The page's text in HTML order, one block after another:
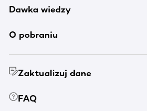
Dawka wiedzy
O pobraniu
Zaktualizuj dane
FAQ